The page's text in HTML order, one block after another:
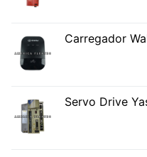
Carregador
Servo Drive